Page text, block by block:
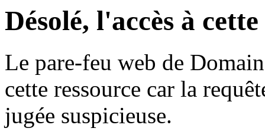
Désolé, l'accès à
Le pare-feu web de
cette ressource car la
jugée suspicieuse.